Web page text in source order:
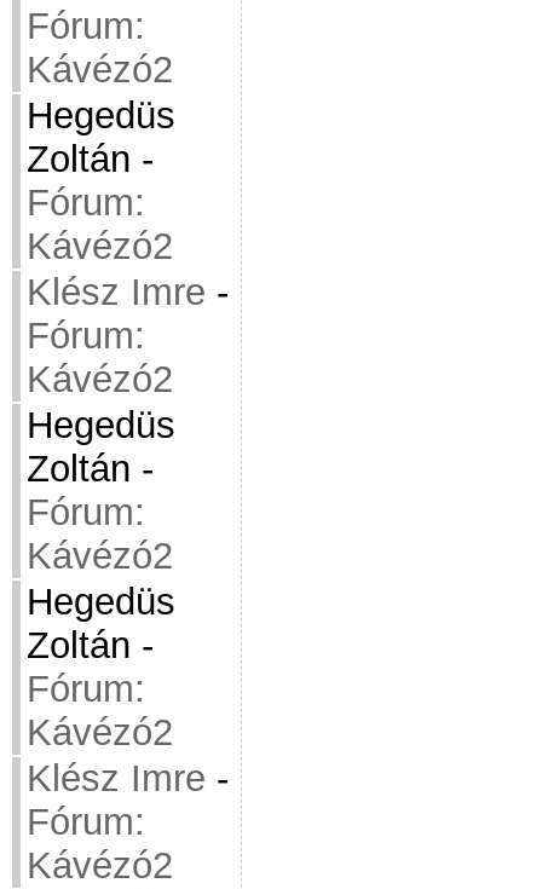
Fórum:
Kávézó2
Hegedüs
Zoltán -
Fórum:
Kávézó2
Klész Imre -
Fórum:
Kávézó2
Hegedüs
Zoltán -
Fórum:
Kávézó2
Hegedüs
Zoltán -
Fórum:
Kávézó2
Klész Imre -
Fórum:
Kávézó2